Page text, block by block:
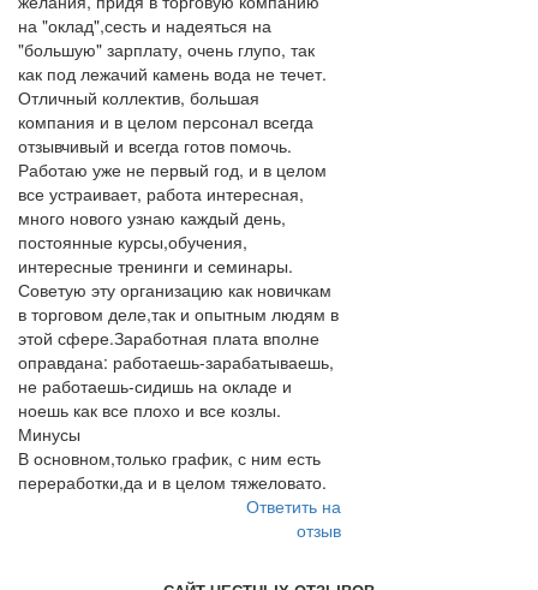
на "оклад",сесть и надеяться на
"большую" зарплату, очень глупо, так
как под лежачий камень вода не течет.
Отличный коллектив, большая
компания и в целом персонал всегда
отзывчивый и всегда готов помочь.
Работаю уже не первый год, и в целом
все устраивает, работа интересная,
много нового узнаю каждый день,
постоянные курсы,обучения,
интересные тренинги и семинары.
Советую эту организацию как новичкам
в торговом деле,так и опытным людям в
этой сфере.Заработная плата вполне
оправдана: работаешь-зарабатываешь,
не работаешь-сидишь на окладе и
ноешь как все плохо и все козлы.
Минусы
В основном,только график, с ним есть
переработки,да и в целом тяжеловато.
Ответить на
отзыв